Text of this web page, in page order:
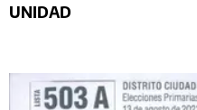
UNIDAD